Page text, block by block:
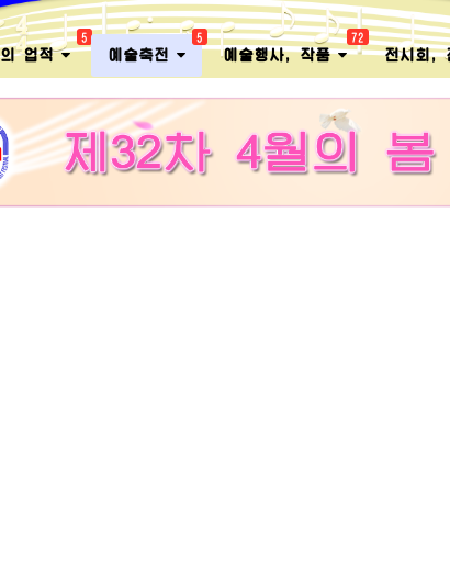
의 업적
5
예술축전
5
예술행사, 작품
72
전시회,